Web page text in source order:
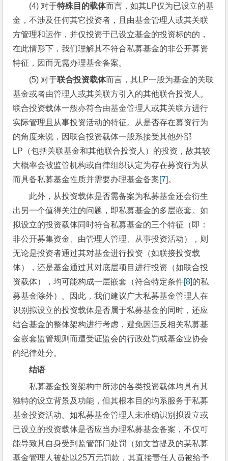
(4) 对于特殊目的载体而言，如其LP仅为已设立的基
金，不涉及任何其它投资者，且由基金管理人或其关联
方管理和运作，并仅投资于已设立基金的投资标的的，
在此情形下，我们理解其不符合私募基金的非公开募资
特征，因而无需办理基金备案。
(5) 对于联合投资载体而言，其LP一般为基金的关联
基金或者由管理人或其关联方引入的其他联合投资人。
联合投资载体一般亦符合由基金管理人或其关联方进行
实际管理且从事投资活动的特征。从是否存在募资行为
的角度来说，因联合投资载体一般系接受其他外部
LP（包括关联基金和其他联合投资人）的投资，故其较
大概率会被监管机构或自律组织认定为存在募资行为从
而具备私募基金性质并需要办理基金备案[7] 。
此外，从投资载体是否需备案为私募基金还会衍生
出另一个值得关注的问题，即私募基金的多层嵌套。如
拟设立的投资载体同时符合私募基金的三个特征（即：
非公开募集资金、由管理人管理、从事投资活动），则
无论是投资者通过其对基金进行投资（如联接投资载
体），还是基金通过其对底层项目进行投资（如联合投
资载体），均可能构成一层嵌套（符合特定条件[8]的私
募基金除外）。因此，我们建议广大私募基金管理人在
识别拟设立的投资载体是否属于私募基金的同时，还应
结合基金的整体架构进行考虑，避免因违反相关私募基
金嵌套监管规则而遭受证监会的行政处罚或基金业协会
的纪律处分。
结语
私募基金投资架构中所涉的各类投资载体均具有其
独特的设立背景及功能，但其根本目的均系服务于私募
基金投资活动。如私募基金管理人未准确识别拟设立或
已设立的投资载体是否应当办理私募基金备案，不仅可
能导致其自身受到监管部门处罚（如文首提及的某私募
基金管理人被处以25万元罚款，其直接责任人员被给予